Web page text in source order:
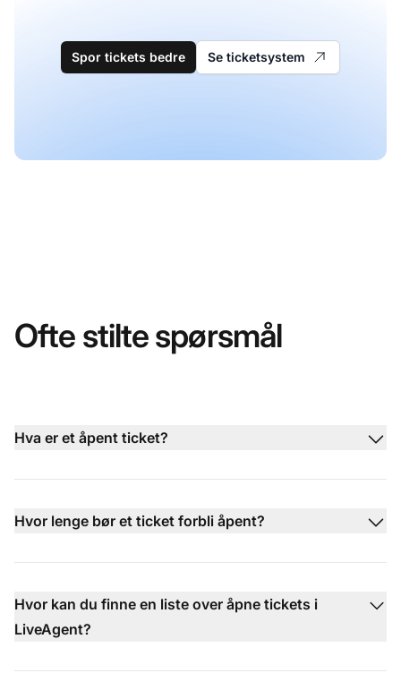
Spor tickets bedre Se ticketsystem
Ofte stilte spørsmål
Hva er et åpent ticket?
Hvor lenge bør et ticket forbli åpent?
Hvor kan du finne en liste over åpne tickets i
LiveAgent?